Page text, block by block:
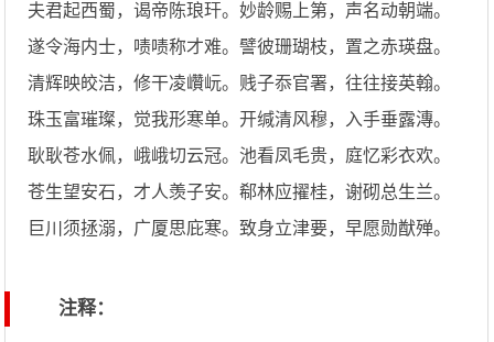
夫君起西蜀，谒帝陈琅玕。妙龄赐上第，声名动朝端。
遂令海内士，啧啧称才难。譬彼珊瑚枝，置之赤瑛盘。
清辉映皎洁，修干凌巑岏。贱子忝官署，往往接英翰。
珠玉富璀璨，觉我形寒单。开缄清风穆，入手垂露漙。
耿耿苍水佩，峨峨切云冠。池看凤毛贵，庭忆彩衣欢。
苍生望安石，才人羡子安。郗林应擢桂，谢砌总生兰。
巨川须拯溺，广厦思庇寒。致身立津要，早愿勋猷殚。
注释：